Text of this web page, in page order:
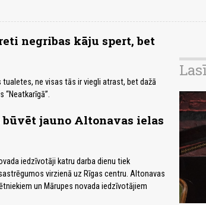
negribas kāju spert, bet
tualetes, ne visas tās ir viegli atrast, bet dažā
“Neatkarīgā”.
būvēt jauno Altonavas ielas
iedzīvotāji katru darba dienu tiek
virzienā uz Rīgas centru. Altonavas
un Mārupes novada iedzīvotājiem